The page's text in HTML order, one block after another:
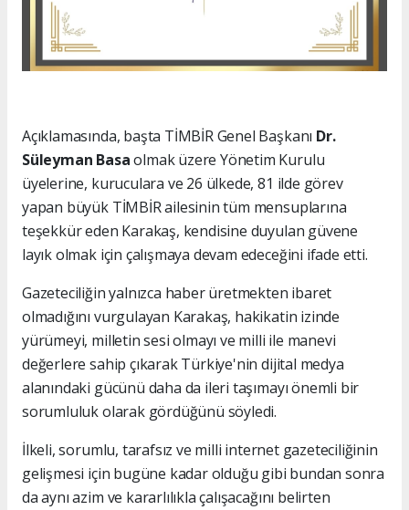
Açıklamasında, başta TİMBİR Genel Başkanı Dr.
Süleyman Basaolmak üzere Yönetim Kurulu
üyelerine, kuruculara ve 26 ülkede, 81 ilde görev
yapan büyük TİMBİR ailesinin tüm mensuplarına
teşekkür eden Karakaş, kendisine duyulan güvene
layık olmak için çalışmaya devam edeceğini ifade etti.
Gazeteciliğin yalnızca haber üretmekten ibaret
olmadığını vurgulayan Karakaş, hakikatin izinde
yürümeyi, milletin sesi olmayı ve milli ile manevi
değerlere sahip çıkarak Türkiye'nin dijital medya
alanındaki gücünü daha da ileri taşımayı önemli bir
sorumluluk olarak gördüğünü söyledi.
İlkeli, sorumlu, tarafsız ve milli internet gazeteciliğinin
gelişmesi için bugüne kadar olduğu gibi bundan sonra
da aynı azim ve kararlılıkla çalışacağını belirten